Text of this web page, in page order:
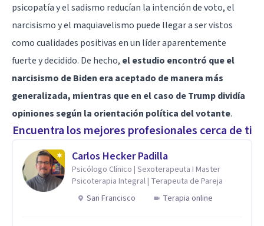
psicopatía y el sadismo reducían la intención de voto, el
narcisismo y el maquiavelismo puede llegar a ser vistos
como cualidades positivas en un líder aparentemente
fuerte y decidido. De hecho, el estudio encontró que el
narcisismo de Biden era aceptado de manera más
generalizada, mientras que en el caso de Trump dividía
opiniones según la orientación política del votante.
Encuentra los mejores profesionales cerca de ti
Carlos Hecker Padilla
Psicólogo Clínico | Sexoterapeuta I Master
Psicoterapia Integral | Terapeuta de Pareja
San Francisco
Terapia online